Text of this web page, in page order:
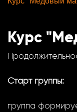
Курс
Старт группы:
группа